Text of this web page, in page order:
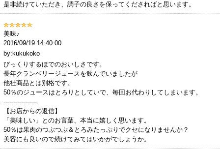
是非続けていただき、調子の良さを保ってくださればと思います。
美味♪
2016/09/19 14:40:00
by:kukukoko
びっくりするほでのおいしさです。
長年クランベリージュースを飲んでいましたが
他社商品とは別格です。
50％のジュースはとろりとしていで、毎回お代わりしてしまいます。
-----------------
【お店からの返信】
「美味しい」とのお言葉、本当に嬉しく思います。
50％は果肉のつぶつぶ＆とろみたっぷりでクセになりませんか？
美容にも良いので続けてみてはいかがでしょうか。